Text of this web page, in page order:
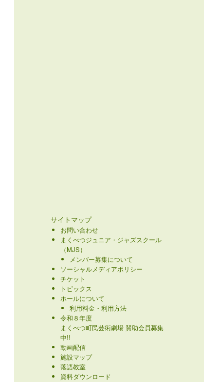
サイトマップ
お問い合わせ
まくべつジュニア・ジャズスクール
（MJS）
メンバー募集について
ソーシャルメディアポリシー
チケット
トピックス
ホールについて
利用料金・利用方法
令和８年度
まくべつ町民芸術劇場 賛助会員募集
中!!
動画配信
施設マップ
落語教室
資料ダウンロード